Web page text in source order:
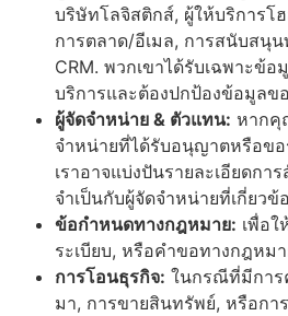
บริษัทโลจิสติกส์, ผู้ให้บริการโ
การตลาด/อีเมล, การสนับสนุ
CRM. พวกเขาได้รับเฉพาะข้อ
บริการและต้องปกป้องข้อมูลข
ผู้จัดจำหน่าย & ตัวแทน: หากคุ
จำหน่ายที่ได้รับอนุญาตหรือข
เราอาจแบ่งปันรายละเอียดกา
จำเป็นกับผู้จัดจำหน่ายที่เกี่ยวข้
ข้อกำหนดทางกฎหมาย: เพื่อ
ระเบียบ, หรือคำขอทางกฎหม
การโอนธุรกิจ: ในกรณีที่มีการ
มา, การขายสินทรัพย์, หรือกา